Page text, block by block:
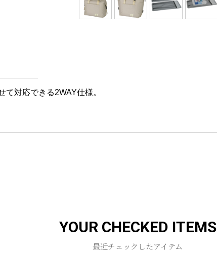
対応できる2WAY仕様。
YOUR CHECKED ITEMS
最近チェックしたアイテム